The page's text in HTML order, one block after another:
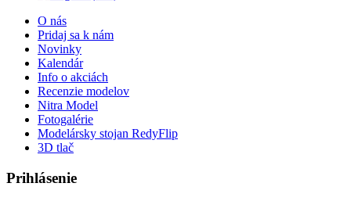
O nás
Pridaj sa k nám
Novinky
Kalendár
Info o akciách
Recenzie modelov
Nitra Model
Fotogalérie
Modelársky stojan RedyFlip
3D tlač
Prihlásenie